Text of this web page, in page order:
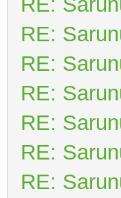
RE:
RE:
RE:
RE:
RE:
RE: